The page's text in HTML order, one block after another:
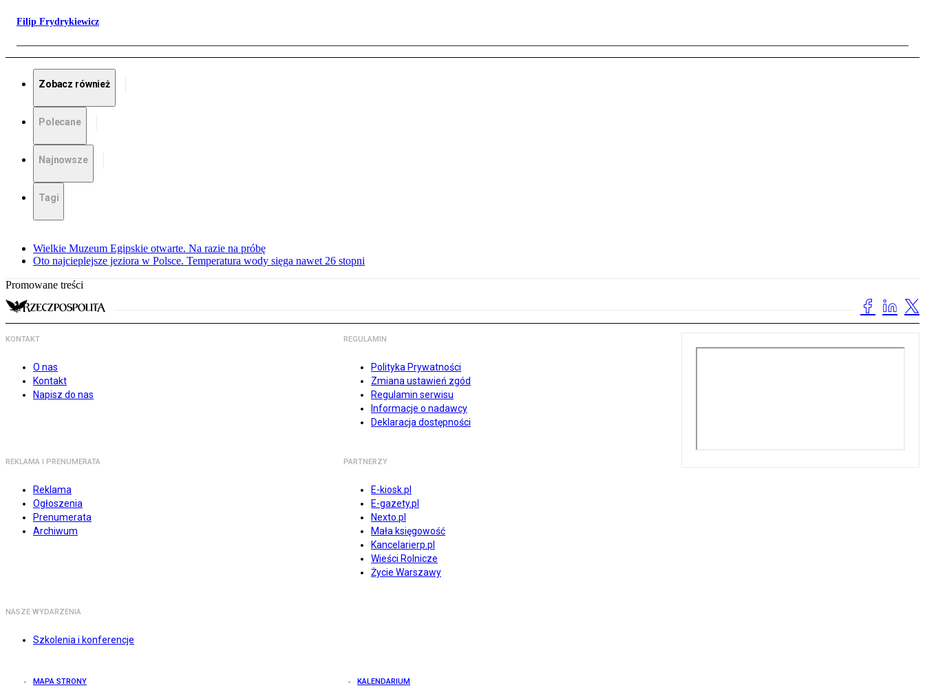
Filip Frydrykiewicz
Zobacz również
Polecane
Najnowsze
Tagi
Wielkie Muzeum Egipskie otwarte. Na razie na próbę
Oto najcieplejsze jeziora w Polsce. Temperatura wody sięga nawet 26 stopni
Promowane treści
KONTAKT
O nas
Kontakt
Napisz do nas
REGULAMIN
Polityka Prywatności
Zmiana ustawień zgód
Regulamin serwisu
Informacje o nadawcy
Deklaracja dostępności
REKLAMA I PRENUMERATA
Reklama
Ogłoszenia
Prenumerata
Archiwum
PARTNERZY
E-kiosk.pl
E-gazety.pl
Nexto.pl
Mała księgowość
Kancelarierp.pl
Wieści Rolnicze
Życie Warszawy
NASZE WYDARZENIA
Szkolenia i konferencje
MAPA STRONY KALENDARIUM